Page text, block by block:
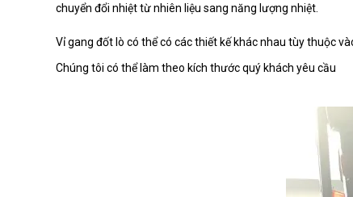
chuyển đổi nhiệt từ nhiên liệu sang năng lượng nhiệt.
Vỉ gang đốt lò có thể có các thiết kế khác nhau tùy thuộc
Chúng tôi có thể làm theo kích thước quý khách yêu cầu